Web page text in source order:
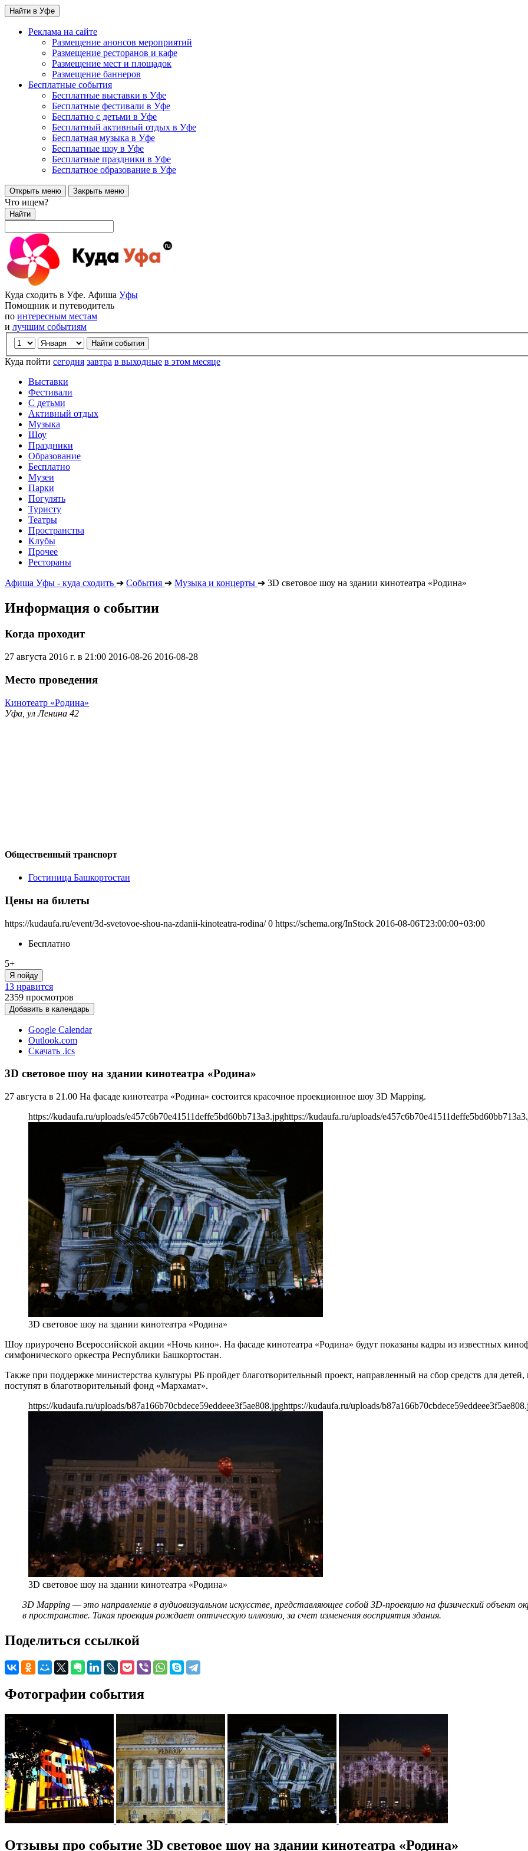
Найти в Уфе
Реклама на сайте
Размещение анонсов мероприятий
Размещение ресторанов и кафе
Размещение мест и площадок
Размещение баннеров
Бесплатные события
Бесплатные выставки в Уфе
Бесплатные фестивали в Уфе
Бесплатно с детьми в Уфе
Бесплатный активный отдых в Уфе
Бесплатная музыка в Уфе
Бесплатные шоу в Уфе
Бесплатные праздники в Уфе
Бесплатное образование в Уфе
Открыть меню Закрыть меню
Что ищем?
Найти
Куда сходить в Уфе. Афиша Уфы
Помощник и путеводитель
по интересным местам
и лучшим событиям
Куда пойти сегодня завтра в выходные в этом месяце
Выставки
Фестивали
С детьми
Активный отдых
Музыка
Шоу
Праздники
Образование
Бесплатно
Музеи
Парки
Погулять
Туристу
Театры
Пространства
Клубы
Прочее
Рестораны
Афиша Уфы - куда сходить ➔ События ➔ Музыка и концерты ➔ 3D световое шоу на здании кинотеатра «Родина»
Информация о событии
Когда проходит
27 августа 2016 г. в 21:00 2016-08-26 2016-08-28
Место проведения
Кинотеатр «Родина»
Уфа, ул Ленина 42
Общественный транспорт
Гостиница Башкортостан
Цены на билеты
https://kudaufa.ru/event/3d-svetovoe-shou-na-zdanii-kinoteatra-rodina/ 0 https://schema.org/InStock 2016-08-06T23:00:00+03:00
Бесплатно
5+
Я пойду
13 нравится
2359 просмотров
Добавить в календарь
Google Calendar
Outlook.com
Скачать .ics
3D световое шоу на здании кинотеатра «Родина»
27 августа в 21.00 На фасаде кинотеатра «Родина» состоится красочное проекционное шоу 3D Mapping.
https://kudaufa.ru/uploads/e457c6b70e41511deffe5bd60bb713a3.jpghttps://kudaufa.ru/uploads/
3D световое шоу на здании кинотеатра «Родина»
Шоу приурочено Всероссийской акции «Ночь кино». На фасаде кинотеатра «Родина» будут показаны кадры из известных
симфонического оркестра Республики Башкортостан.
Также при поддержке министерства культуры РБ пройдет благотворительный проект, направленный на сбор средств для
поступят в благотворительный фонд «Мархамат».
https://kudaufa.ru/uploads/b87a166b70cbdece59eddeee3f5ae808.jpghttps://kudaufa.ru/uploads/
3D световое шоу на здании кинотеатра «Родина»
3D Mapping — это направление в аудиовизуальном искусстве, представляющее собой 3D-проекцию на физический
в пространстве. Такая проекция рождает оптическую иллюзию, за счет изменения восприятия здания.
Поделиться ссылкой
Фотографии события
Отзывы про событие 3D световое шоу на здании кинотеатра «Родина»